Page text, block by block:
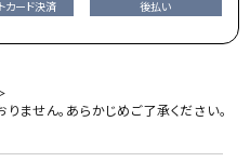
カード決済 後払い
ません。あらかじめご了承ください。